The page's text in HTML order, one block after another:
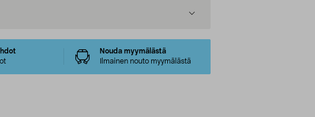
Nouda myymälästä
Ilmainen nouto myymälästä